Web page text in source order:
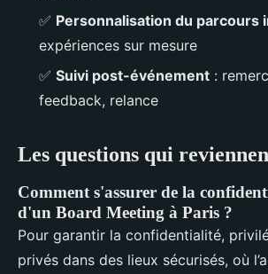
✅ Personnalisation du parcours
expériences sur mesure
✅ Suivi post-événement :
feedback, relance
Les questions qui
Comment s'assurer de la
d'un Board Meeting à Paris ?
Pour garantir la confidentialité,
privés dans des lieux sécurisés, où